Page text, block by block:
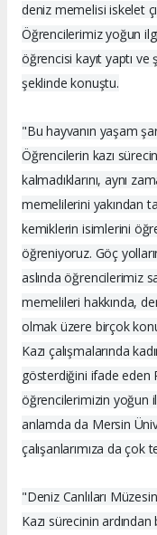
deniz memelisi iskelet
Öğrencilerimiz yoğun
öğrencisi kayıt yaptı ve
şeklinde konuştu.
"Bu hayvanın yaşam
Öğrencilerin kazı
kalmadıklarını, aynı
memelilerini yakından
kemiklerin isimlerini
öğreniyoruz. Göç
aslında öğrencilerimiz
memelileri hakkında,
olmak üzere birçok
Kazı çalışmalarında
gösterdiğini ifade eden
öğrencilerimizin yoğun
anlamda da Mersin
çalışanlarımıza da
"Deniz Canlıları
Kazı sürecinin